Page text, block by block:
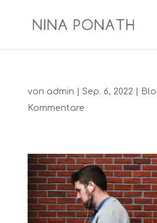
von admin Sep. 6, 2022
Kommentare